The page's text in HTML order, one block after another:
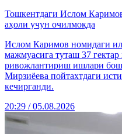
Тошкентдаги Ислом
аҳоли учун очилмоқда
Ислом Каримов номидаги
мажмуасига туташ 37
ривожлантириш ишлари
Мирзиёева пойтахтдаги
кечирганди.
20:29 / 05.08.2026